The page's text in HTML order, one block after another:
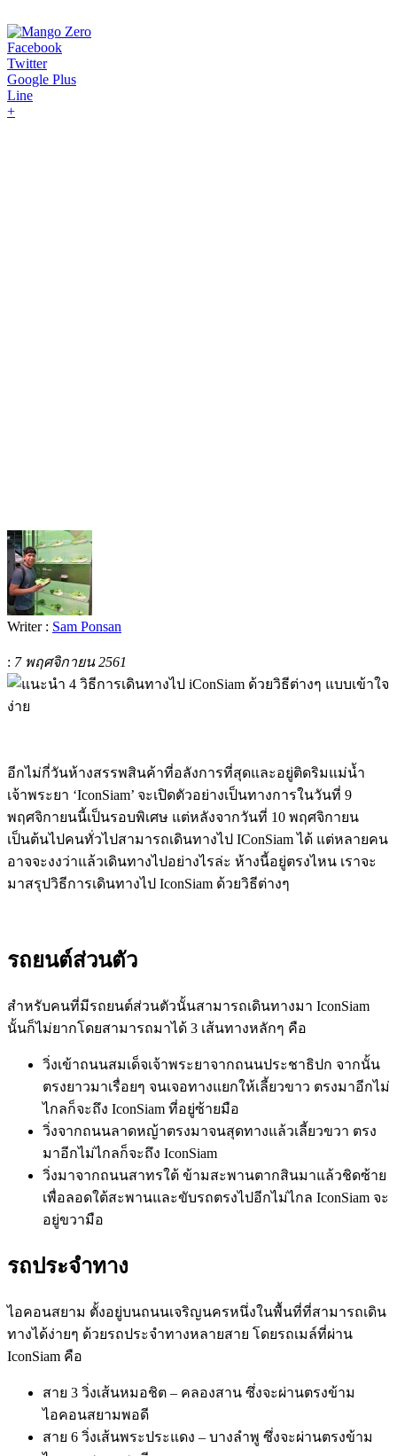
Facebook
Twitter
Google Plus
Line
+
Writer : Sam Ponsan
: 7 พฤศจิกายน 2561
อีกไม่กี่วันห้างสรรพสินค้าที่อลังการที่สุดและอยู่ติดริมแม่น้ำ
เจ้าพระยา ‘IconSiam’ จะเปิดตัวอย่างเป็นทางการในวันที่ 9
พฤศจิกายนนี้เป็นรอบพิเศษ แต่หลังจากวันที่ 10 พฤศจิกายน
เป็นต้นไปคนทั่วไปสามารถเดินทางไป IConSiam ได้ แต่หลายคน
อาจจะงงว่าแล้วเดินทางไปอย่างไรล่ะ ห้างนี้อยู่ตรงไหน เราจะ
มาสรุปวิธีการเดินทางไป IconSiam ด้วยวิธีต่างๆ
รถยนต์ส่วนตัว
สำหรับคนที่มีรถยนต์ส่วนตัวนั้นสามารถเดินทางมา IconSiam
นั้นก็ไม่ยากโดยสามารถมาได้ 3 เส้นทางหลักๆ คือ
วิ่งเข้าถนนสมเด็จเจ้าพระยาจากถนนประชาธิปก จากนั้น
ตรงยาวมาเรื่อยๆ จนเจอทางแยกให้เลี้ยวขาว ตรงมาอีกไม่
ไกลก็จะถึง IconSiam ที่อยู่ซ้ายมือ
วิ่งจากถนนลาดหญ้าตรงมาจนสุดทางแล้วเลี้ยวขวา ตรง
มาอีกไม่ไกลก็จะถึง IconSiam
วิ่งมาจากถนนสาทรใต้ ข้ามสะพานตากสินมาแล้วชิดซ้าย
เพื่อลอดใต้สะพานและขับรถตรงไปอีกไม่ไกล IconSiam จะ
อยู่ขวามือ
รถประจำทาง
ไอคอนสยาม ตั้งอยู่บนถนนเจริญนครหนึ่งในพื้นที่ที่สามารถเดิน
ทางได้ง่ายๆ ด้วยรถประจำทางหลายสาย โดยรถเมล์ที่ผ่าน
IconSiam คือ
สาย 3 วิ่งเส้นหมอชิต – คลองสาน ซึ่งจะผ่านตรงข้าม
ไอคอนสยามพอดี
สาย 6 วิ่งเส้นพระประแดง – บางลำพู ซึ่งจะผ่านตรงข้าม